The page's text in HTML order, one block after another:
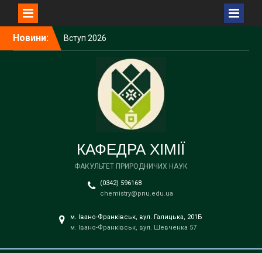
Новини:
Вступ 2026
Вступ 2026
Вступ 2026
Вступ 2026
КАФЕДРА ХІМІЇ
ФАКУЛЬТЕТ ПРИРОДНИЧИХ НАУК
(0342) 596168
chemistry@pnu.edu.ua
м. Івано-Франківськ, вул. Галицька, 201Б
м. Івано-Франківськ, вул. Шевченка 57